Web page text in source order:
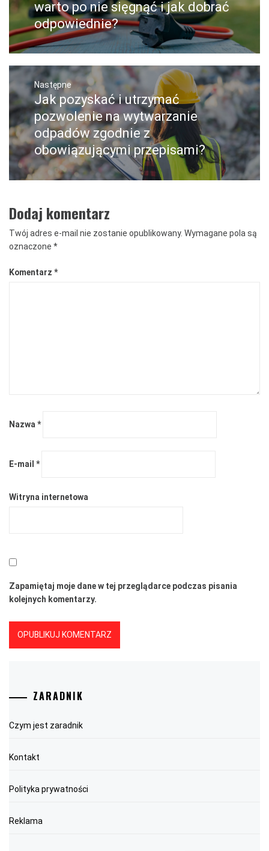
warto po nie sięgnąć i jak dobrać
odpowiednie?
Następne
Następny
post:
Jak pozyskać i utrzymać
pozwolenie na wytwarzanie
odpadów zgodnie z
obowiązującymi przepisami?
Dodaj komentarz
Twój adres e-mail nie zostanie opublikowany. Wymagane pola są
oznaczone *
Komentarz *
Nazwa*
E-mail *
Witryna internetowa
Zapamiętaj moje dane w tej przeglądarce podczas pisania
kolejnych komentarzy.
ZARADNIK
Czym jest zaradnik
Kontakt
Polityka prywatności
Reklama